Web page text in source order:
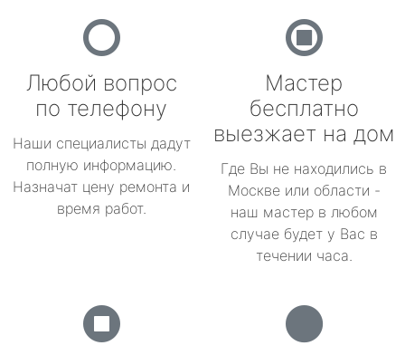
Любой вопрос
по телефону
Наши специалисты дадут
полную информацию.
Назначат цену ремонта и
время работ.
Мастер
бесплатно
выезжает на дом
Где Вы не находились в
Москве или области -
наш мастер в любом
случае будет у Вас в
течении часа.